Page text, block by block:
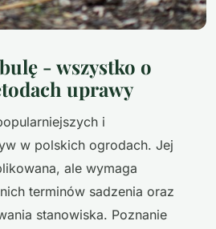
- wszystko o
uprawy
i
w polskich ogrodach. Jej
ale wymaga
terminów sadzenia oraz
stanowiska. Poznanie